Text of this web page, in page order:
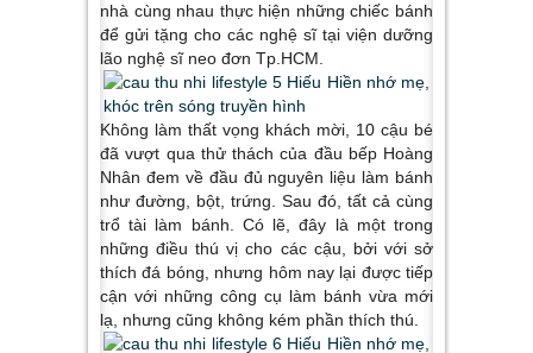
nhà cùng nhau thực hiện những chiếc bánh
để gửi tặng cho các nghệ sĩ tại viện dưỡng
lão nghệ sĩ neo đơn Tp.HCM.
Không làm thất vọng khách mời, 10 cậu bé
đã vượt qua thử thách của đầu bếp Hoàng
Nhân đem về đầu đủ nguyên liệu làm bánh
như đường, bột, trứng. Sau đó, tất cả cùng
trổ tài làm bánh. Có lẽ, đây là một trong
những điều thú vị cho các cậu, bởi với sở
thích đá bóng, nhưng hôm nay lại được tiếp
cận với những công cụ làm bánh vừa mới
lạ, nhưng cũng không kém phần thích thú.